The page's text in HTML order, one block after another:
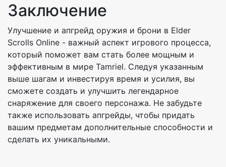
Заключение
Улучшение и апгрейд оружия и брони в Elder
Scrolls Online - важный аспект игрового процесса,
который поможет вам стать более мощным и
эффективным в мире Tamriel. Следуя указанным
выше шагам и инвестируя время и усилия, вы
сможете создать и улучшить легендарное
снаряжение для своего персонажа. Не забудьте
также использовать апгрейды, чтобы придать
вашим предметам дополнительные способности и
сделать их уникальными.